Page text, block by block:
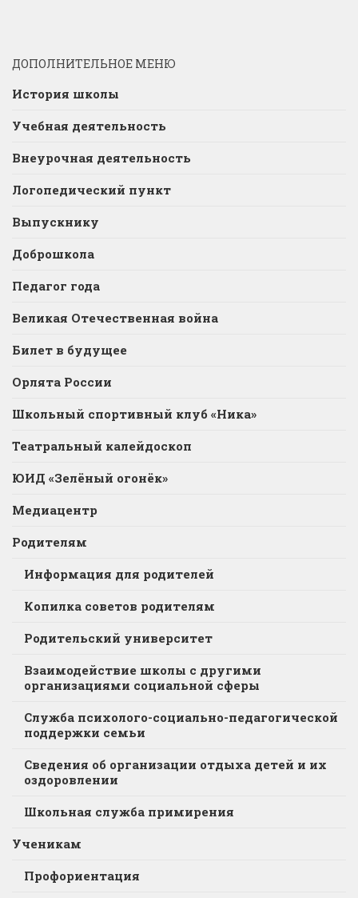
ДОПОЛНИТЕЛЬНОЕ МЕНЮ
История школы
Учебная деятельность
Внеурочная деятельность
Логопедический пункт
Выпускнику
Доброшкола
Педагог года
Великая Отечественная война
Билет в будущее
Орлята России
Школьный спортивный клуб «Ника»
Театральный калейдоскоп
ЮИД «Зелёный огонёк»
Медиацентр
Родителям
Информация для родителей
Копилка советов родителям
Родительский университет
Взаимодействие школы с другими
организациями социальной сферы
Служба психолого-социально-педагогической
поддержки семьи
Сведения об организации отдыха детей и их
оздоровлении
Школьная служба примирения
Ученикам
Профориентация